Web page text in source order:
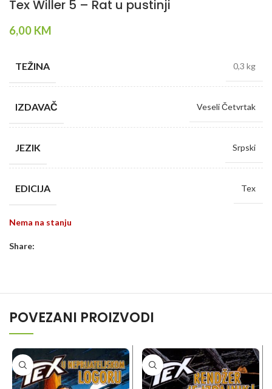
Tex Willer 5 – Rat u pustinji
6,00 KM
TEŽINA 0,3 kg
IZDAVAČ Veseli Četvrtak
JEZIK Srpski
EDICIJA Tex
Nema na stanju
Share:
POVEZANI PROIZVODI